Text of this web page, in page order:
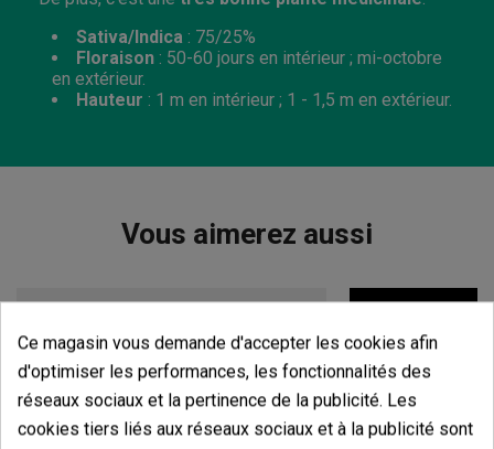
Sativa/Indica : 75/25%
Floraison : 50-60 jours en intérieur ; mi-octobre
en extérieur.
Hauteur : 1 m en intérieur ; 1 - 1,5 m en extérieur.
Vous aimerez aussi
Ce magasin vous demande d'accepter les cookies afin
d'optimiser les performances, les fonctionnalités des
réseaux sociaux et la pertinence de la publicité. Les
cookies tiers liés aux réseaux sociaux et à la publicité sont